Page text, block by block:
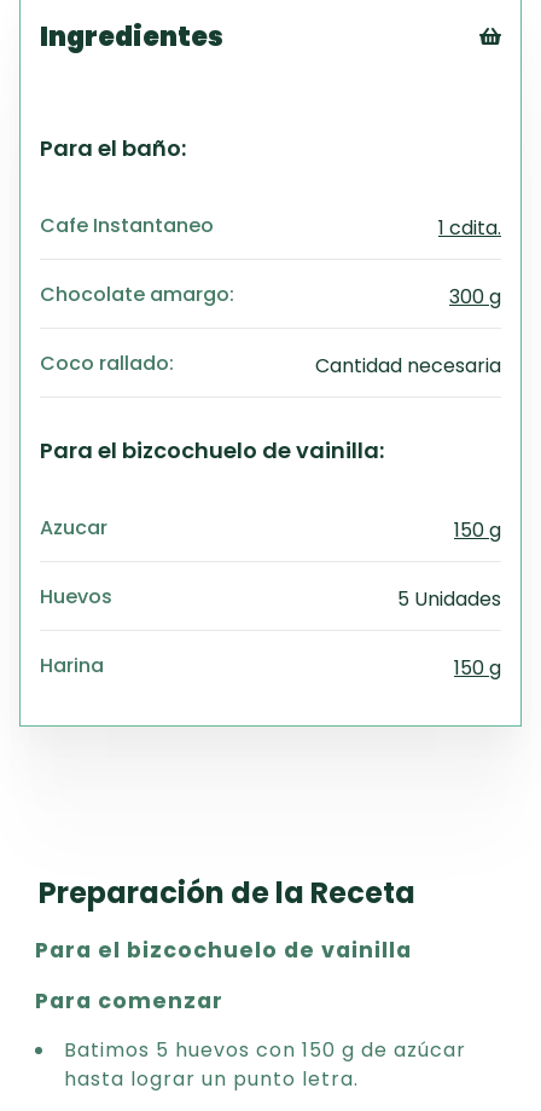
Ingredientes
Para el baño:
Cafe Instantaneo 1 cdita.
Chocolate amargo: 300 g
Coco rallado: Cantidad necesaria
Para el bizcochuelo de vainilla:
Azucar 150 g
Huevos 5 Unidades
Harina 150 g
Preparación de la Receta
Para el bizcochuelo de vainilla
Para comenzar
Batimos 5 huevos con 150 g de azúcar
hasta lograr un punto letra.